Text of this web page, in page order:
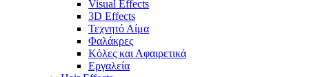
Visual Effects
3D Effects
Τεχνητό Αίμα
Φαλάκρες
Κόλες και Αφαιρετικά
Εργαλεία